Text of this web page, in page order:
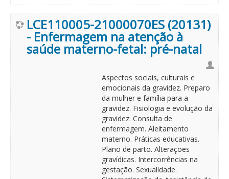
LCE110005-21000070ES (20131)
- Enfermagem na atenção à
saúde materno-fetal: pré-natal
Aspectos sociais, culturais e
emocionais da gravidez. Preparo
da mulher e família para a
gravidez. Fisiologia e evolução da
gravidez. Consulta de
enfermagem. Aleitamento
materno. Práticas educativas.
Plano de parto. Alterações
gravídicas. Intercorrências na
gestação. Sexualidade.